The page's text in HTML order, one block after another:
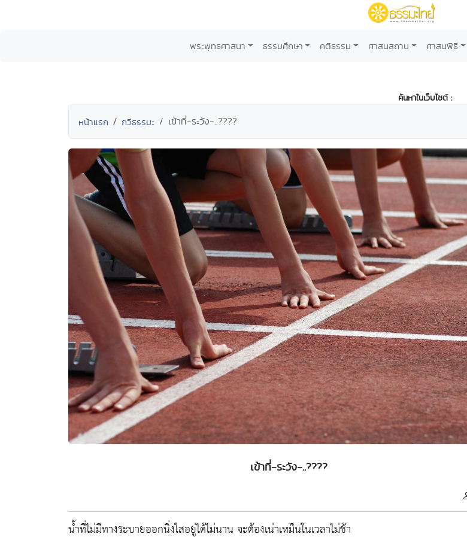
พระพุทธศาสนา ธรรมศึกษา คติธรรม ศาสนสถาน ศาสนพิธี
ค้นหาในเว็บไซต์ :
หน้าแรก กวีธรรมะ เข้าที่-ระวัง-..????
เข้าที่-ระวัง-..????
น้ำที่ไม่มีทางระบายออกนิ่งใสอยู่ได้ไม่นาน จะต้องเน่าเหม็นในเวลาไม่ช้า